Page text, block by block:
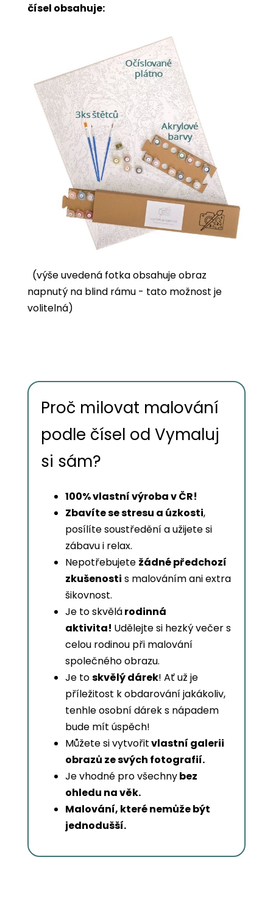
čísel obsahuje:
(výše uvedená fotka obsahuje obraz
napnutý na blind rámu - tato možnost je
volitelná)
Proč milovat malování
podle čísel od Vymaluj
si sám?
100% vlastní výroba v ČR!
Zbavíte se stresu a úzkosti,
posílíte soustředění a užijete si
zábavu i relax.
Nepotřebujete žádné předchozí
zkušenosti s malováním ani extra
šikovnost.
Je to skvělárodinná
aktivita! Udělejte si hezký večer s
celou rodinou při malování
společného obrazu.
Je toskvělý dárek! Ať už je
příležitost k obdarování jakákoliv,
tenhle osobní dárek s nápadem
bude mít úspěch!
Můžete si vytvořitvlastní galerii
obrazů ze svých fotografií.
Je vhodné pro všechnybez
ohledu na věk.
Malování, které nemůže být
jednodušší.